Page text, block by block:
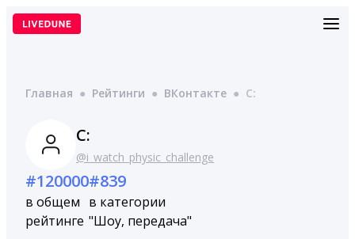
Перейти
Главная ● Рейтинги ● ВКонтакте ● С:
С:
@i_watch_physic_challenge
#120000
в общем
рейтинге
#839
в категории
"Шоу, передача"